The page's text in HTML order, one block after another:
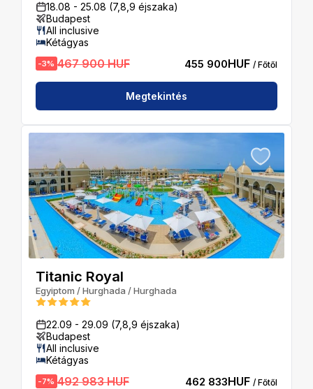
18.08 - 25.08 (7,8,9 éjszaka)
Budapest
All inclusive
Kétágyas
-3% 467 900 HUF 455 900HUF / Főtől
Megtekintés
Titanic Royal
Egyiptom /Hurghada /Hurghada
22.09 - 29.09 (7,8,9 éjszaka)
Budapest
All inclusive
Kétágyas
-7% 492 983 HUF 462 833HUF / Főtől